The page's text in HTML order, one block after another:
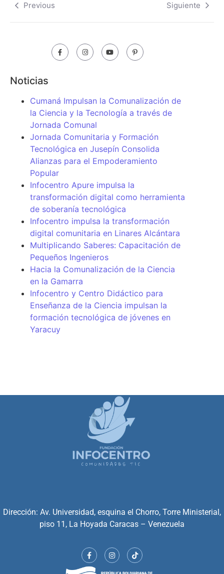
Previous Siguiente
Noticias
Cumaná Impulsan la Comunalización de
la Ciencia y la Tecnología a través de
Jornada Comunal
Jornada Comunitaria y Formación
Tecnológica en Jusepín Consolida
Alianzas para el Empoderamiento
Popular
Infocentro Apure impulsa la
transformación digital como herramienta
de soberanía tecnológica
Infocentro impulsa la transformación
digital comunitaria en Linares Alcántara
Multiplicando Saberes: Capacitación de
Pequeños Ingenieros
Hacia la Comunalización de la Ciencia
en la Gamarra
Infocentro y Centro Didáctico para
Enseñanza de la Ciencia impulsan la
formación tecnológica de jóvenes en
Yaracuy
Dirección: Av. Universidad, esquina el Chorro, Torre Ministerial,
piso 11, La Hoyada Caracas – Venezuela